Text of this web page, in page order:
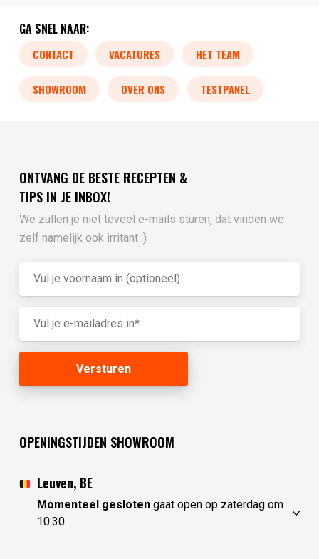
GA SNEL NAAR:
CONTACT VACATURES HET TEAM
SHOWROOM OVER ONS TESTPANEL
ONTVANG DE BESTE RECEPTEN &
TIPS IN JE INBOX!
We zullen je niet teveel e-mails sturen, dat vinden we
zelf namelijk ook irritant :)
OPENINGSTIJDEN SHOWROOM
Leuven, BE
Momenteel geslotengaat open op zaterdag om
10:30
vrijdag
10:30 - 17:30